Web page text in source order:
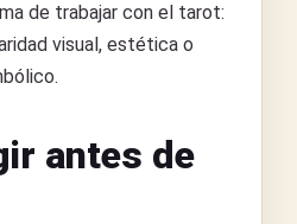
de trabajar con el tarot:
visual, estética o
antes de